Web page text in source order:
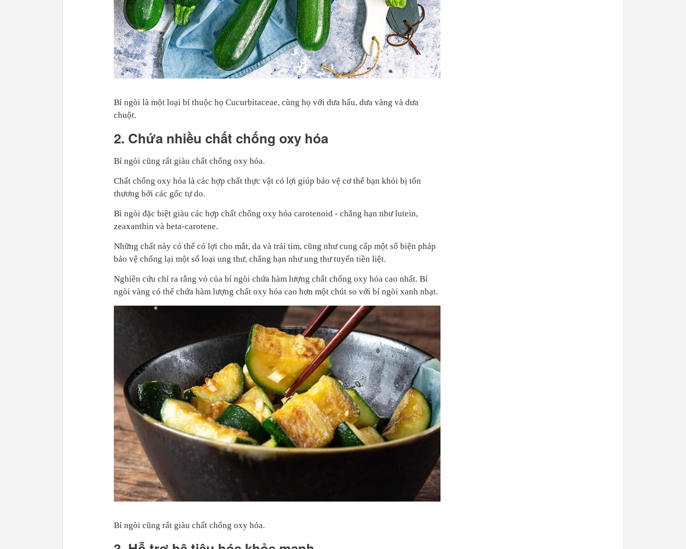
Bí ngòi là một loại bí thuộc họ Cucurbitaceae, cùng họ với dưa hấu, dưa vàng và dưa
chuột.
2. Chứa nhiều chất chống oxy hóa
Bí ngòi cũng rất giàu chất chống oxy hóa.
Chất chống oxy hóa là các hợp chất thực vật có lợi giúp bảo vệ cơ thể bạn khỏi bị tổn
thương bởi các gốc tự do.
Bì ngòi đặc biệt giàu các hợp chất chống oxy hóa carotenoid - chẳng hạn như lutein,
zeaxanthin và beta-carotene.
Những chất này có thể có lợi cho mắt, da và trái tim, cũng như cung cấp một số biện pháp
bảo vệ chống lại một số loại ung thư, chẳng hạn như ung thư tuyến tiền liệt.
Nghiên cứu chỉ ra rằng vỏ của bí ngòi chứa hàm lượng chất chống oxy hóa cao nhất. Bí
ngòi vàng có thể chứa hàm lượng chất oxy hóa cao hơn một chút so với bí ngòi xanh nhạt.
Bí ngòi cũng rất giàu chất chống oxy hóa.